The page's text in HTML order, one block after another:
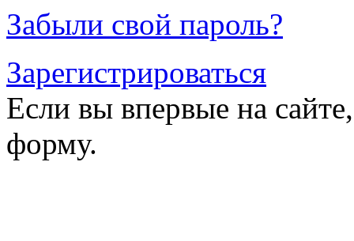
Забыли свой пароль?
Зарегистрироваться
Если вы впервые на
форму.